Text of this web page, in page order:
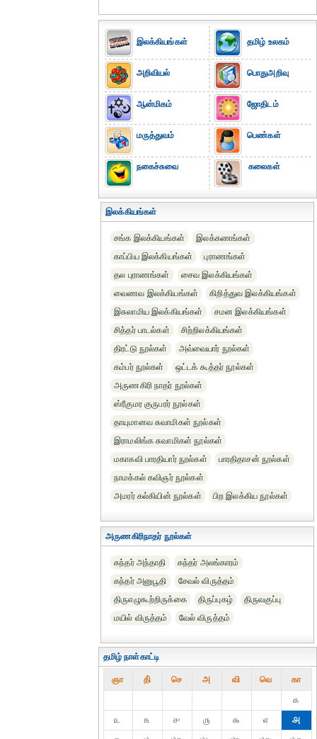
இலக்கியங்கள்
அறிவியல்
ஆன்மிகம்
மருத்துவம்
நகைச்சுவை
தமிழ் உலகம்
பொதுஅறிவு
ஜோதிடம்
பெண்கள்
கலைகள்
இலக்கியங்கள்
சங்க இலக்கியங்கள்
இலக்கணங்கள்
காப்பிய இலக்கியங்கள்
புராணங்கள்
தல புராணங்கள்
சைவ இலக்கியங்கள்
வைணவ இலக்கியங்கள்
கிறித்துவ இலக்கியங்கள்
இசுலாமிய இலக்கியங்கள்
சமன இலக்கியங்கள்
சித்தர் பாடல்கள்
சிற்றிலக்கியங்கள்
திரட்டு நூல்கள்
அவ்வையார் நூல்கள்
கம்பர் நூல்கள்
ஒட்டக் கூத்தர் நூல்கள்
அருணகிரி நாதர் நூல்கள்
ஸ்ரீகுமர குருபரர் நூல்கள்
தாயுமானவ சுவாமிகள் நூல்கள்
இராமலிங்க சுவாமிகள் நூல்கள்
மகாகவி பாரதியார் நூல்கள்
பாரதிதாசன் நூல்கள்
நாமக்கல் கவிஞர் நூல்கள்
அமரர் கல்கியின் நூல்கள்
பிற இலக்கிய நூல்கள்
அருணகிரிநாதர் நூல்கள்
கந்தர் அந்தாதி
கந்தர் அலங்காரம்
கந்தர் அனுபூதி
சேவல் விருத்தம்
திருஎழுகூற்றிருக்கை
திருப்புகழ்
திருவகுப்பு
மயில் விருத்தம்
வேல் விருத்தம்
தமிழ் நாள்காட்டி
ஞா தி் செ அ வி வெ கா
௧
௨
௩ ௪ ௫ ௬ ௭
௮